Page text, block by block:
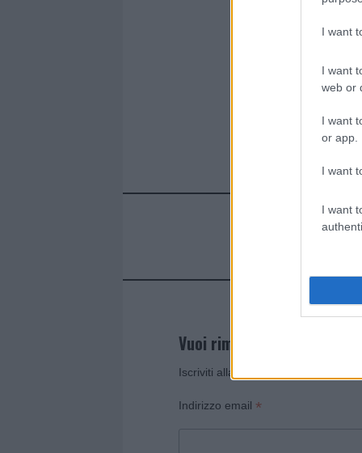
I want
I want
web or
I want
or app.
I want
I want
Vuoi rimanere sempre
Iscriviti alla newsletter di Gallura
Indirizzo email *